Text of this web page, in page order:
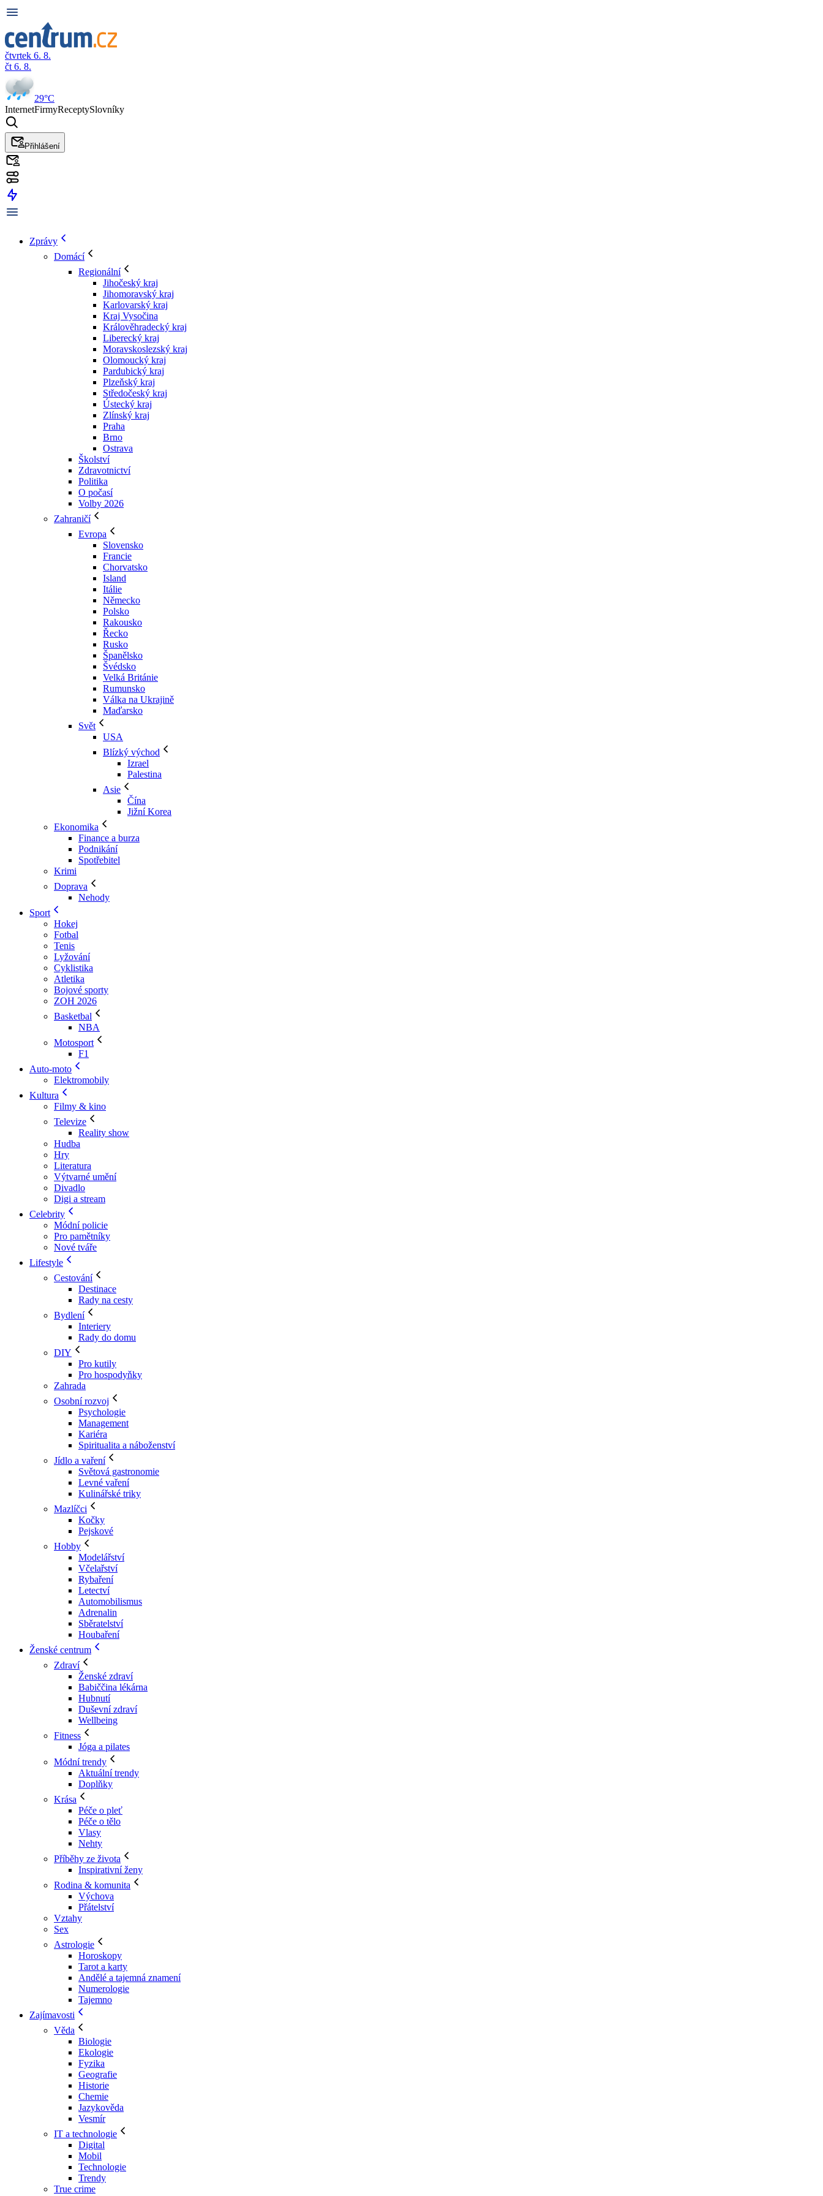
čtvrtek 6. 8.
čt 6. 8.
29°C
InternetFirmyReceptySlovníky
Přihlášení
Zprávy
Domácí
Regionální
Jihočeský kraj
Jihomoravský kraj
Karlovarský kraj
Kraj Vysočina
Králověhradecký kraj
Liberecký kraj
Moravskoslezský kraj
Olomoucký kraj
Pardubický kraj
Plzeňský kraj
Středočeský kraj
Ústecký kraj
Zlínský kraj
Praha
Brno
Ostrava
Školství
Zdravotnictví
Politika
O počasí
Volby 2026
Zahraničí
Evropa
Slovensko
Francie
Chorvatsko
Island
Itálie
Německo
Polsko
Rakousko
Řecko
Rusko
Španělsko
Švédsko
Velká Británie
Rumunsko
Válka na Ukrajině
Maďarsko
Svět
USA
Blízký východ
Izrael
Palestina
Asie
Čína
Jižní Korea
Ekonomika
Finance a burza
Podnikání
Spotřebitel
Krimi
Doprava
Nehody
Sport
Hokej
Fotbal
Tenis
Lyžování
Cyklistika
Atletika
Bojové sporty
ZOH 2026
Basketbal
NBA
Motosport
F1
Auto-moto
Elektromobily
Kultura
Filmy & kino
Televize
Reality show
Hudba
Hry
Literatura
Výtvarné umění
Divadlo
Digi a stream
Celebrity
Módní policie
Pro pamětníky
Nové tváře
Lifestyle
Cestování
Destinace
Rady na cesty
Bydlení
Interiery
Rady do domu
DIY
Pro kutily
Pro hospodyňky
Zahrada
Osobní rozvoj
Psychologie
Management
Kariéra
Spiritualita a náboženství
Jídlo a vaření
Světová gastronomie
Levné vaření
Kulinářské triky
Mazlíčci
Kočky
Pejskové
Hobby
Modelářství
Včelařství
Rybaření
Letectví
Automobilismus
Adrenalin
Sběratelství
Houbaření
Ženské centrum
Zdraví
Ženské zdraví
Babiččina lékárna
Hubnutí
Duševní zdraví
Wellbeing
Fitness
Jóga a pilates
Módní trendy
Aktuální trendy
Doplňky
Krása
Péče o pleť
Péče o tělo
Vlasy
Nehty
Příběhy ze života
Inspirativní ženy
Rodina & komunita
Výchova
Přátelství
Vztahy
Sex
Astrologie
Horoskopy
Tarot a karty
Andělé a tajemná znamení
Numerologie
Tajemno
Zajímavosti
Věda
Biologie
Ekologie
Fyzika
Geografie
Historie
Chemie
Jazykověda
Vesmír
IT a technologie
Digital
Mobil
Technologie
Trendy
True crime